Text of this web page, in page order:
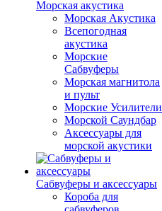
Морская акустика
Морская Акустика
Всепогодная
акустика
Морские
Сабвуферы
Морская магнитола
и пульт
Морские Усилители
Морской Cаундбар
Аксессуары для
морской акустики
Сабвуферы и аксессуары
Короба для